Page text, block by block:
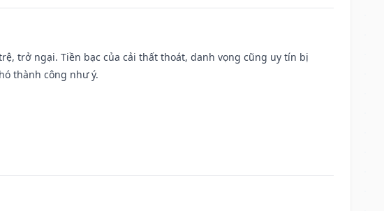
trở ngại. Tiền bạc của cải thất thoát, danh vọng cũng uy tín bị
thành công như ý.